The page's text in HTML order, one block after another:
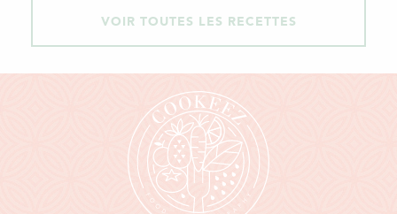
VOIR TOUTES LES RECETTES